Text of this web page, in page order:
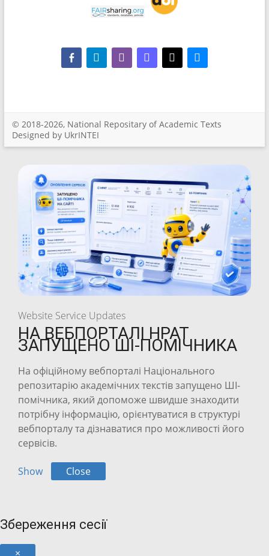
facebook-alttelegramwhatsappmastodonthreads bluesky
© 2018-2026, National Repositary of Academic Texts
Designed by UkrINTEI
Website Service Updates
НА ВЕБПОРТАЛІ НРАТ
ЗАПУЩЕНО ШІ-ПОМІЧНИКА
На офіційному вебпорталі Національного
репозитарію академічних текстів запущено ШІ-
помічника, який допоможе швидше знаходити
потрібну інформацію, орієнтуватися в структурі
вебпорталу та дізнаватися про можливості його
сервісів.
Show Close
Збереження сесії
×